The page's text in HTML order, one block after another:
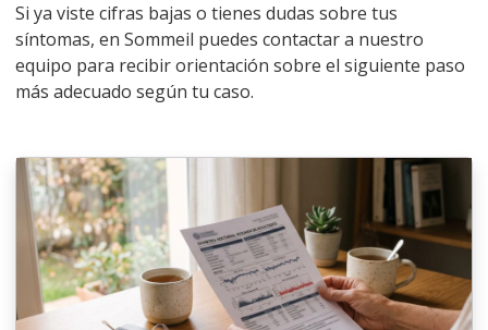
Si ya viste cifras bajas o tienes dudas sobre tus
síntomas, en Sommeil puedes contactar a nuestro
equipo para recibir orientación sobre el siguiente paso
más adecuado según tu caso.